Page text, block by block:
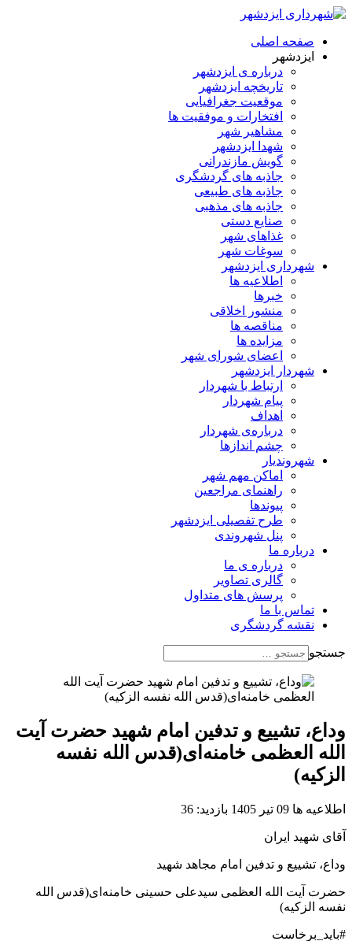
صفحه اصلی
ایزدشهر
درباره ی ایزدشهر
تاریخچه ایزدشهر
موقعیت جغرافیایی
افتخارات و موفقیت ها
مشاهیر شهر
شهدا ایزدشهر
گویش مازندرانی
جاذبه های گردشگری
جاذبه های طبیعی
جاذبه های مذهبی
صنایع دستی
غذاهای شهر
سوغات شهر
شهرداری ایزدشهر
اطلاعیه ها
خبرها
منشور اخلاقی
مناقصه ها
مزایده ها
اعضای شورای شهر
شهردار ایزدشهر
ارتباط با شهردار
پیام شهردار
اهداف
درباره‌ی شهردار
چشم اندازها
شهروندیار
اماکن مهم شهر
راهنمای مراجعین
پیوند‌ها
طرح تفصیلی ایزدشهر
پنل شهروندی
درباره ما
درباره ی ما
گالری تصاویر
پرسش های متداول
تماس با ما
نقشه گردشگری
جستجو
وداع، تشییع و تدفین امام شهید حضرت آیت
الله العظمی خامنه‌ای(قدس الله نفسه
الزکیه)
اطلاعیه ها 09 تیر 1405 بازدید: 36
آقای شهید ایران
وداع، تشییع و تدفین امام مجاهد شهید
حضرت آیت الله العظمی سیدعلی حسینی خامنه‌ای(قدس الله
نفسه الزکیه)
#باید_برخاست